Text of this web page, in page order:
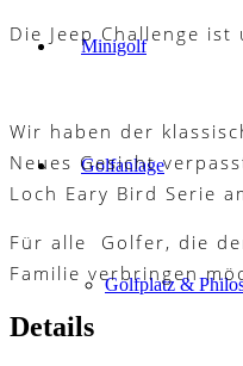
Minigolf
Golfanlage
Golfplatz &
Die Jeep Challenge ist
Wir haben der
Neues Gesicht
Loch Eary Bird Serie
Für alle Golfer, die
Familie verbringen
Details